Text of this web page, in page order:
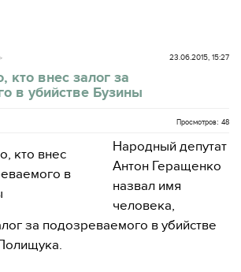
23.06.2015, 15:27
кто внес залог за
в убийстве Бузины
Просмотров: 48
Народный депутат
Антон Геращенко
назвал имя
человека,
за подозреваемого в убийстве